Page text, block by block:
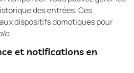
des entrées. Ces
dispositifs domotiques pour
.
et notifications en